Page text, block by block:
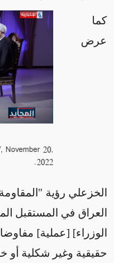
November 20,
2022.
كما
عرض
الخزعلي رؤية
العراق في المستقبل
الوزراء] [عملية]
حقيقية وغير شكلية أو